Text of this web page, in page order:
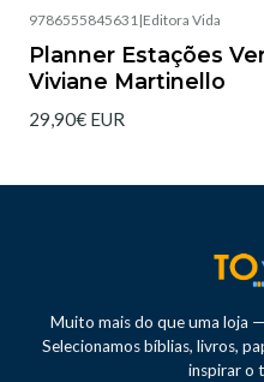
9786555845631|Editora Vida
Planner Estações
Viviane Martinello
29,90€ EUR
Muito mais do que uma loja
Selecionamos bíblias, livros,
inspirar o